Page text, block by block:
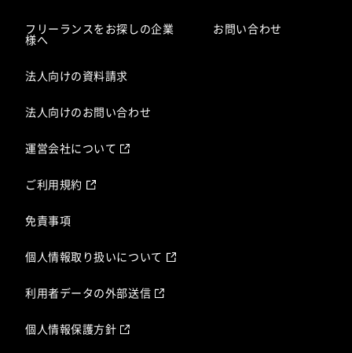
フリーランスをお探しの企業
様へ
法人向けの資料請求
法人向けのお問い合わせ
お問い合わせ
運営会社について
ご利用規約
免責事項
個人情報取り扱いについて
利用者データの外部送信
個人情報保護方針